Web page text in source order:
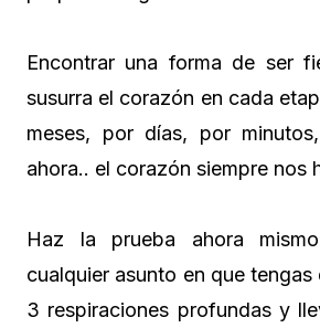
Encontrar una forma de ser
susurra el corazón en cada
meses, por días, por
ahora.. el corazón siempre nos
Haz la prueba ahora
cualquier asunto en que
3 respiraciones profundas y